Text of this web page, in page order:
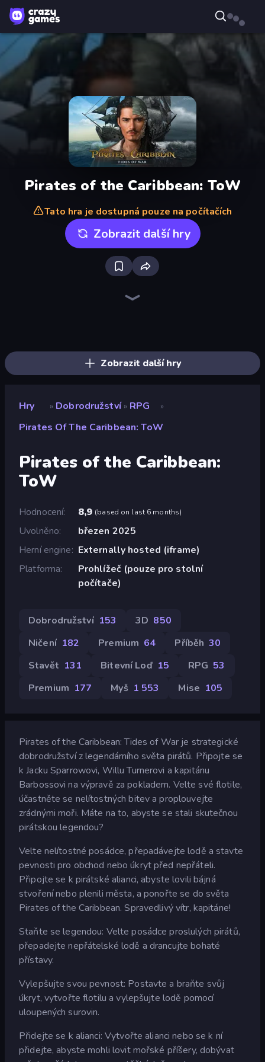
Pirates of the Caribbean: ToW
Tato hra je dostupná pouze na počítačích
Zobrazit další hry
Zobrazit další hry
Hry » Dobrodružství » RPG »
Pirates Of The Caribbean: ToW
Pirates of the Caribbean:
ToW
Hodnocení 8,9 (based on last 6 months)
Uvolněno
březen 2025
Herní engine
Externally hosted (iframe)
Platforma
Prohlížeč (pouze pro stolní
počítače)
Dobrodružství 153 3D 850
Ničení 182 Premium 64 Příběh 30
Stavět 131 Bitevní Loď 15 RPG 53
Premium 177 Myš 1 553 Mise 105
Pirates of the Caribbean: Tides of War je strategické
dobrodružství z legendárního světa pirátů. Připojte se
k Jacku Sparrowovi, Willu Turnerovi a kapitánu
Barbossovi na výpravě za pokladem. Velte své flotile,
účastněte se nelítostných bitev a proplouvejte
zrádnými moři. Máte na to, abyste se stali skutečnou
pirátskou legendou?
Velte nelítostné posádce, přepadávejte lodě a stavte
pevnosti pro obchod nebo úkryt před nepřáteli.
Připojte se k pirátské alianci, abyste lovili bájná
stvoření nebo plenili města, a ponořte se do světa
Pirates of the Caribbean. Spravedlivý vítr, kapitáne!
Staňte se legendou: Velte posádce proslulých pirátů,
přepadejte nepřátelské lodě a drancujte bohaté
přístavy.
Vylepšujte svou pevnost: Postavte a braňte svůj
úkryt, vytvořte flotilu a vylepšujte lodě pomocí
uloupených surovin.
Přidejte se k alianci: Vytvořte alianci nebo se k ní
přidejte, abyste mohli lovit mořské příšery, dobývat